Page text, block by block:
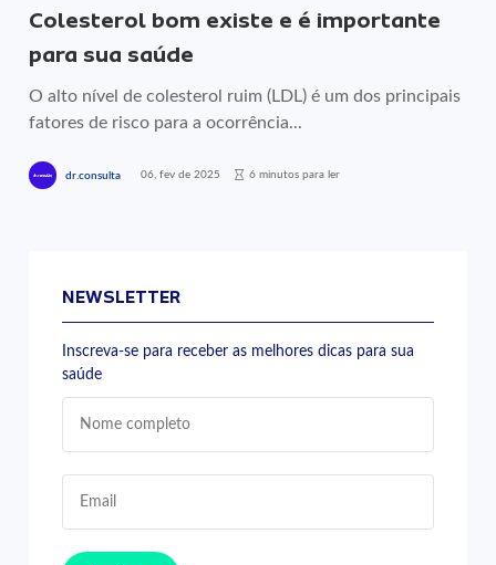
Colesterol bom existe e é importante
para sua saúde
O alto nível de colesterol ruim (LDL) é um dos principais
fatores de risco para a ocorrência...
dr.consulta 06, fev de 2025 6 minutos para ler
NEWSLETTER
Inscreva-se para receber as melhores dicas para sua
saúde